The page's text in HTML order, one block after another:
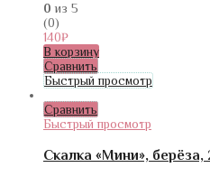
0 из 5
(0)
140₽
В корзину
Сравнить
Быстрый просмотр
Сравнить
Быстрый просмотр
Скалка «Мини», берёза,